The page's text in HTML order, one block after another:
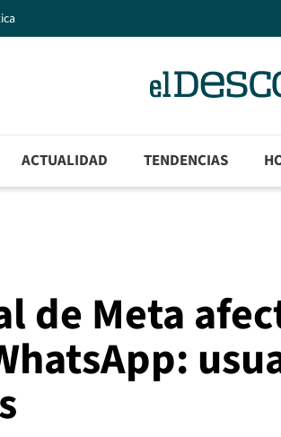
ACTUALIDAD TENDENCIAS
de Meta